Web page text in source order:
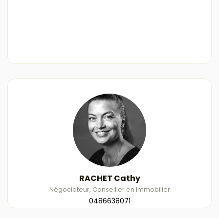
RACHET Cathy
Négociateur, Conseiller en Immobilier
0486638071